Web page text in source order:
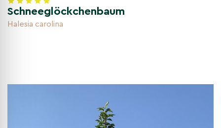
Schneeglöckchenbaum
Halesia carolina